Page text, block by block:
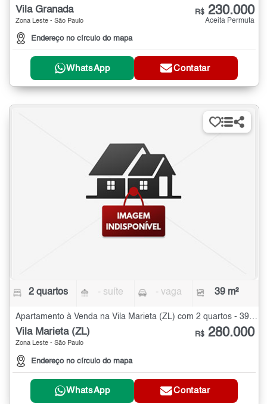
Vila Granada
Zona Leste - São Paulo
Endereço no círculo do mapa
R$ 230.000
Aceita Permuta
WhatsApp Contatar
2 quartos - suíte - vaga 39 m²
Apartamento à Venda na Vila Marieta (ZL) com 2 quartos - 39 m²
Vila Marieta (ZL)
Zona Leste - São Paulo
Endereço no círculo do mapa
R$ 280.000
WhatsApp Contatar